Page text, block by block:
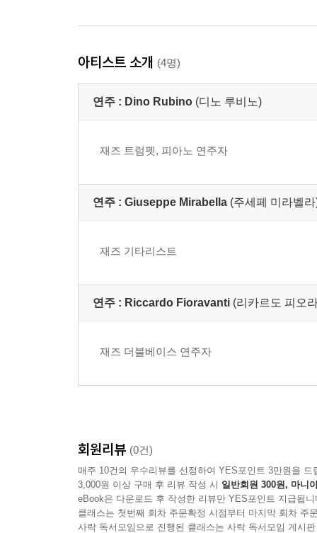
아티스트 소개 (4명)
연주 : Dino Rubino (디노 루비노)
재즈 트럼펫, 피아노 연주자
연주 : Giuseppe Mirabella (주세페 미라벨
재즈 기타리스트
연주 : Riccardo Fioravanti (리카르도 피오
재즈 더블베이스 연주자
회원리뷰 (0건)
매주 10건의 우수리뷰를 선정하여 YES포인트 3만원을 드
3,000원 이상 구매 후 리뷰 작성 시 일반회원 300원, 마니
eBook은 다운로드 후 작성한 리뷰만 YES포인트 지급됩니
클래스는 첫번째 회차 주문확정 시점부터 마지막 회차 주
사락 독서모임으로 진행된 클래스는 사락 독서모임 게시